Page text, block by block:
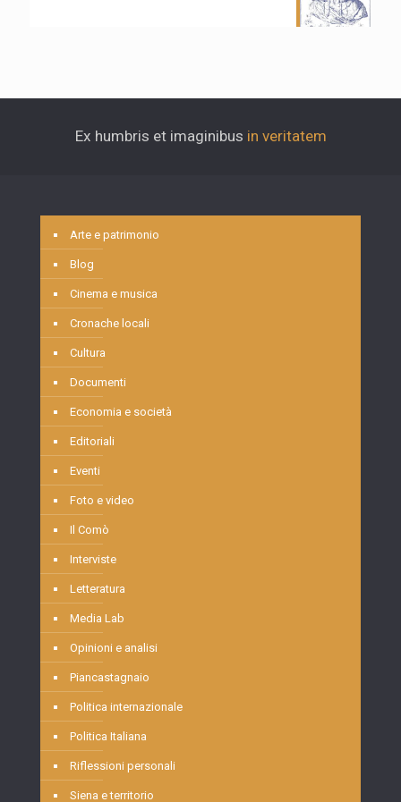
Ex humbris et imaginibus in veritatem
Arte e patrimonio
Blog
Cinema e musica
Cronache locali
Cultura
Documenti
Economia e società
Editoriali
Eventi
Foto e video
Il Comò
Interviste
Letteratura
Media Lab
Opinioni e analisi
Piancastagnaio
Politica internazionale
Politica Italiana
Riflessioni personali
Siena e territorio